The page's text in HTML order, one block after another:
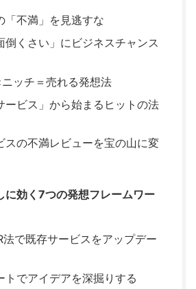
「不満」を見逃すな
倒くさい」にビジネスチャンス
ニッチ＝売れる発想法
ービス」から始まるヒットの法
スの不満レビューを宝の山に変
に効く7つの発想フレームワー
法で既存サービスをアップデー
トでアイデアを深掘りする